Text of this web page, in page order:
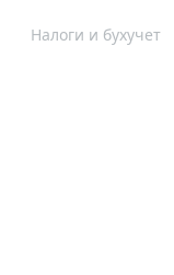
Налоги и бухучет